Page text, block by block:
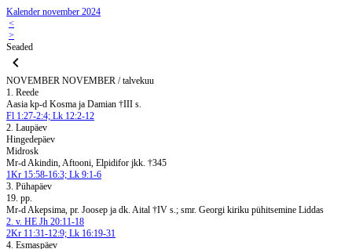
Kalender november 2024
<
>
Seaded
NOVEMBER NOVEMBER / talvekuu
1. Reede
Aasia kp-d Kosma ja Damian †III s.
Fl 1:27-2:4; Lk 12:2-12
2. Laupäev
Hingedepäev
Midrosk
Mr-d Akindin, Aftooni, Elpidifor jkk. †345
1Kr 15:58-16:3; Lk 9:1-6
3. Pühapäev
19. pp.
Mr-d Akepsima, pr. Joosep ja dk. Aital †IV s.; smr. Georgi kiriku pühitsemine Liddas
2. v. HE Jh 20:11-18
2Kr 11:31-12:9; Lk 16:19-31
4. Esmaspäev